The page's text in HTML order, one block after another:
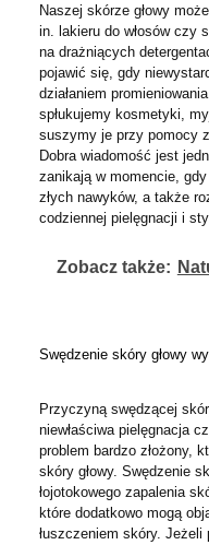
Naszej skórze głowy
in. lakieru do włosów czy
na drażniących
pojawić się, gdy
działaniem
spłukujemy kosmetyki,
suszymy je przy pomocy
Dobra wiadomość jest
zanikają w momencie,
złych nawyków, a także
codziennej pielęgnacji i
Zobacz także:
Swędzenie skóry głowy
Przyczyną swędzącej
niewłaściwa pielęgnacja
problem bardzo złożony,
skóry głowy. Swędzenie
łojotokowego zapalenia
które dodatkowo mogą
łuszczeniem skóry.